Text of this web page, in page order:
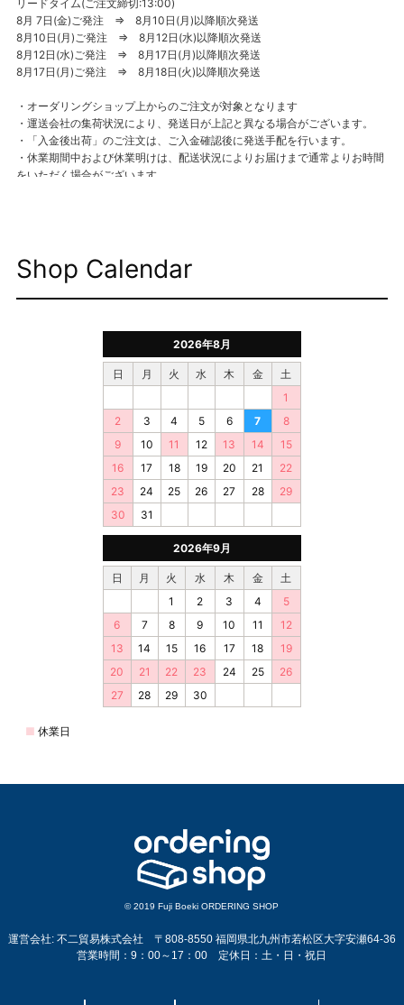
© 2019 Fuji Boeki ORDERING SHOP
運営会社: 不二貿易株式会社 〒808-8550 福岡県北九州市若松区大字安瀬64-36
営業時間：9：00～17：00 定休日：土・日・祝日